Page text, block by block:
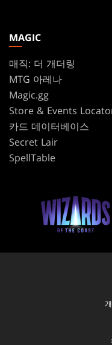
MAGIC
매직: 더 개더링
MTG 아레나
Magic.gg
Store & Events
카드 데이터베이스
Secret Lair
SpellTable